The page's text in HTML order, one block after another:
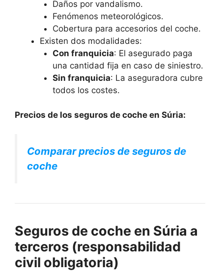
Daños por vandalismo.
Fenómenos meteorológicos.
Cobertura para accesorios del coche.
Existen dos modalidades:
Con franquicia: El asegurado paga
una cantidad fija en caso de siniestro.
Sin franquicia: La aseguradora cubre
todos los costes.
Precios de los seguros de coche en Súria:
Comparar precios de seguros de
coche
Seguros de coche en Súria a
terceros (responsabilidad
civil obligatoria)